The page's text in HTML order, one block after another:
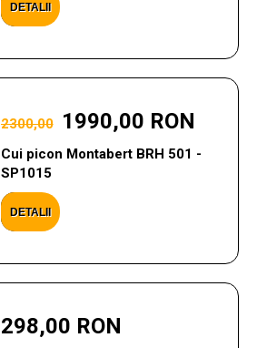
DETALII
2300,00 1990,00 RON
Cui picon Montabert BRH 501 -
SP1015
DETALII
298,00 RON